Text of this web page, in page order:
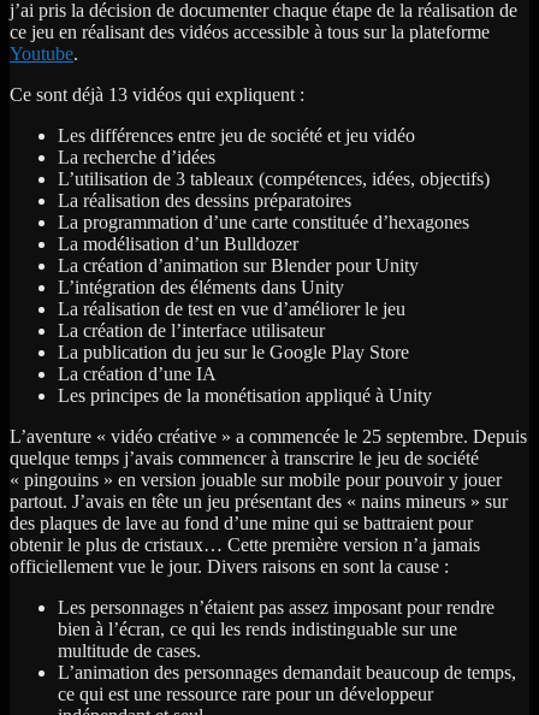
(version
2.80
j’ai pris la décision de documenter chaque étape de la réalisation de
ce jeu en réalisant des vidéos accessible à tous sur la plateforme
Youtube.
Ce sont déjà 13 vidéos qui expliquent :
Les différences entre jeu de société et jeu vidéo
La recherche d’idées
L’utilisation de 3 tableaux (compétences, idées, objectifs)
La réalisation des dessins préparatoires
La programmation d’une carte constituée d’hexagones
La modélisation d’un Bulldozer
La création d’animation sur Blender pour Unity
L’intégration des éléments dans Unity
La réalisation de test en vue d’améliorer le jeu
La création de l’interface utilisateur
La publication du jeu sur le Google Play Store
La création d’une IA
Les principes de la monétisation appliqué à Unity
L’aventure « vidéo créative » a commencée le 25 septembre. Depuis
quelque temps j’avais commencer à transcrire le jeu de société
« pingouins » en version jouable sur mobile pour pouvoir y jouer
partout. J’avais en tête un jeu présentant des « nains mineurs » sur
des plaques de lave au fond d’une mine qui se battraient pour
obtenir le plus de cristaux… Cette première version n’a jamais
officiellement vue le jour. Divers raisons en sont la cause :
Les personnages n’étaient pas assez imposant pour rendre
bien à l’écran, ce qui les rends indistinguable sur une
multitude de cases.
L’animation des personnages demandait beaucoup de temps,
ce qui est une ressource rare pour un développeur